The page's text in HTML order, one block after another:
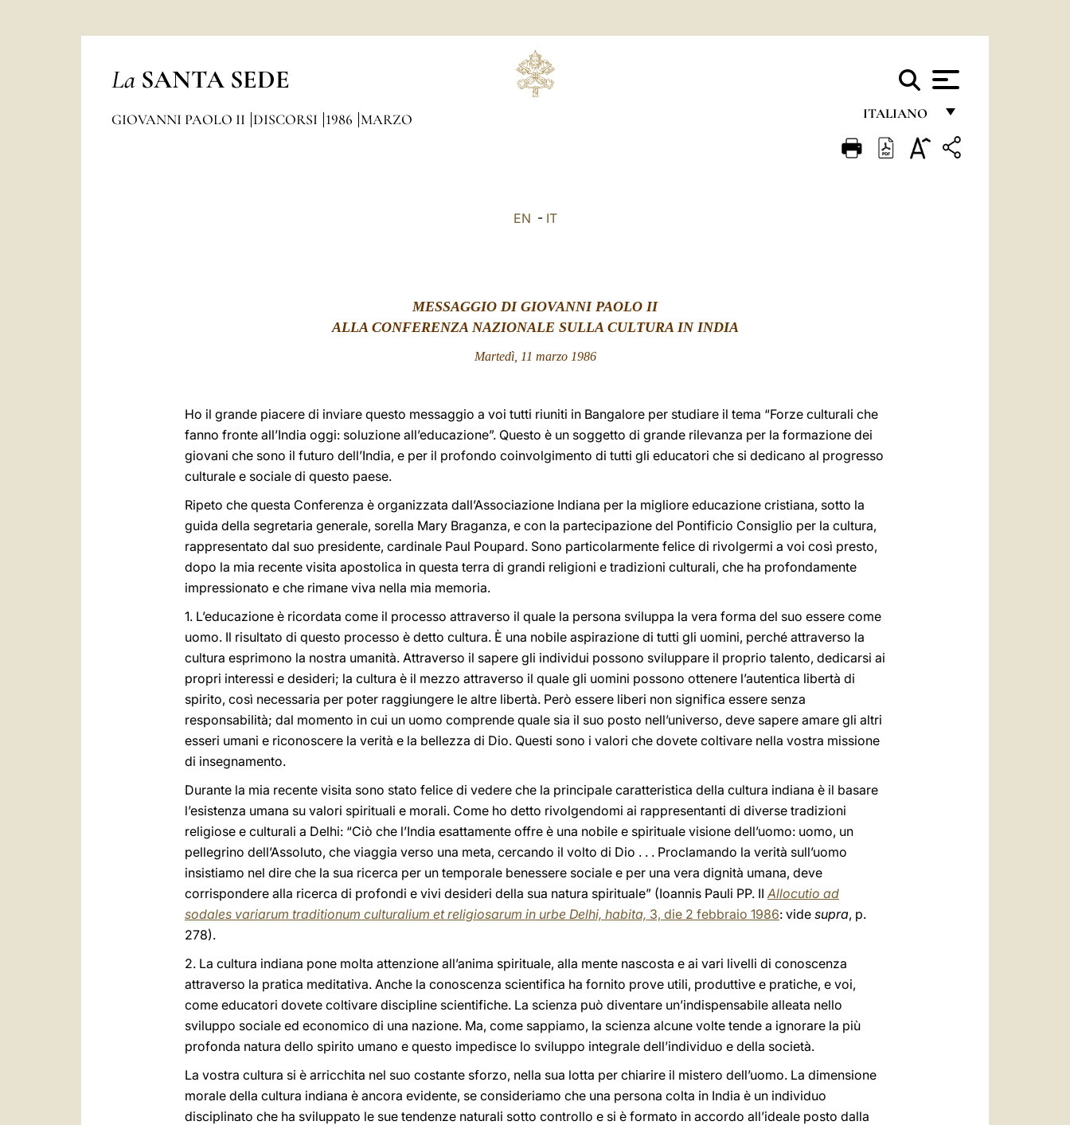
La SANTA SEDE
ITALIANO
FRANÇAIS
LATINE
GIOVANNI PAOLO II DISCORSI 1986 MARZO
EN - IT
MESSAGGIO DI GIOVANNI PAOLO II
ALLA CONFERENZA NAZIONALE SULLA CULTURA IN INDIA
Martedì, 11 marzo 1986
Ho il grande piacere di inviare questo messaggio a voi tutti riuniti in Bangalore per studiare il tema “Forze culturali che
fanno fronte all’India oggi: soluzione all’educazione”. Questo è un soggetto di grande rilevanza per la formazione dei
giovani che sono il futuro dell’India, e per il profondo coinvolgimento di tutti gli educatori che si dedicano al progresso
culturale e sociale di questo paese.
Ripeto che questa Conferenza è organizzata dall’Associazione Indiana per la migliore educazione cristiana, sotto la
guida della segretaria generale, sorella Mary Braganza, e con la partecipazione del Pontificio Consiglio per la cultura,
rappresentato dal suo presidente, cardinale Paul Poupard. Sono particolarmente felice di rivolgermi a voi così presto,
dopo la mia recente visita apostolica in questa terra di grandi religioni e tradizioni culturali, che ha profondamente
impressionato e che rimane viva nella mia memoria.
1. L’educazione è ricordata come il processo attraverso il quale la persona sviluppa la vera forma del suo essere come
uomo. Il risultato di questo processo è detto cultura. È una nobile aspirazione di tutti gli uomini, perché attraverso la
cultura esprimono la nostra umanità. Attraverso il sapere gli individui possono sviluppare il proprio talento, dedicarsi ai
propri interessi e desideri; la cultura è il mezzo attraverso il quale gli uomini possono ottenere l’autentica libertà di
spirito, così necessaria per poter raggiungere le altre libertà. Però essere liberi non significa essere senza
responsabilità; dal momento in cui un uomo comprende quale sia il suo posto nell’universo, deve sapere amare gli altri
esseri umani e riconoscere la verità e la bellezza di Dio. Questi sono i valori che dovete coltivare nella vostra missione
di insegnamento.
Durante la mia recente visita sono stato felice di vedere che la principale caratteristica della cultura indiana è il basare
l’esistenza umana su valori spirituali e morali. Come ho detto rivolgendomi ai rappresentanti di diverse tradizioni
religiose e culturali a Delhi: “Ciò che l’India esattamente offre è una nobile e spirituale visione dell’uomo: uomo, un
pellegrino dell’Assoluto, che viaggia verso una meta, cercando il volto di Dio . . . Proclamando la verità sull’uomo
insistiamo nel dire che la sua ricerca per un temporale benessere sociale e per una vera dignità umana, deve
corrispondere alla ricerca di profondi e vivi desideri della sua natura spirituale” (Ioannis Pauli PP. II Allocutio ad
sodales variarum traditionum culturalium et religiosarum in urbe Delhi, habita, 3, die 2 febbraio 1986: vide supra, p.
278).
2. La cultura indiana pone molta attenzione all’anima spirituale, alla mente nascosta e ai vari livelli di conoscenza
attraverso la pratica meditativa. Anche la conoscenza scientifica ha fornito prove utili, produttive e pratiche, e voi,
come educatori dovete coltivare discipline scientifiche. La scienza può diventare un’indispensabile alleata nello
sviluppo sociale ed economico di una nazione. Ma, come sappiamo, la scienza alcune volte tende a ignorare la più
profonda natura dello spirito umano e questo impedisce lo sviluppo integrale dell’individuo e della società.
La vostra cultura si è arricchita nel suo costante sforzo, nella sua lotta per chiarire il mistero dell’uomo. La dimensione
morale della cultura indiana è ancora evidente, se consideriamo che una persona colta in India è un individuo
disciplinato che ha sviluppato le sue tendenze naturali sotto controllo e si è formato in accordo all’ideale posto dalla